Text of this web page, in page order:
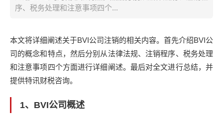
序、税务处理和注意事项四个...
本文将详细阐述关于BVI公司注销的相关内容。首先介绍BVI公
司的概念和特点，然后分别从法律法规、注销程序、税务处理
和注意事项四个方面进行详细阐述。最后对全文进行总结，并
提供特讯财税咨询。
1、BVI公司概述